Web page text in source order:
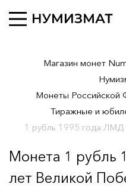
Магазин монет
Монеты Российской
Тиражные и
1 рубль 1995 года
Монета 1 рубль
лет Великой